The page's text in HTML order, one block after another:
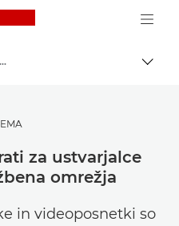
Canon Logo, back to
Poiščite navdih | Nasveti in nakupovalni vodniki za fotografiranje in tiskanje
Namigi in tehnike za fotografiranje in tiskanje
za ustvarjalce
omrežja
in videoposnetki so